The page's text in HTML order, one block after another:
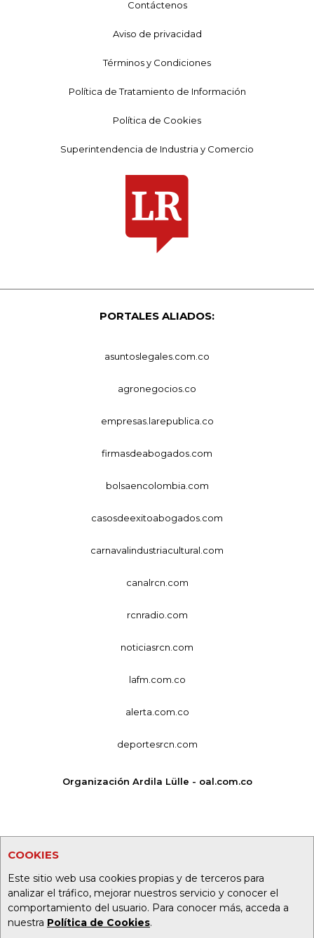
COOKIES
Este sitio web usa cookies propias y de terceros para
analizar el tráfico, mejorar nuestros servicio y conocer el
comportamiento del usuario. Para conocer más, acceda a
nuestra Política de Cookies.
Contáctenos
Aviso de privacidad
Términos y Condiciones
Política de Tratamiento de Información
Política de Cookies
Superintendencia de Industria y Comercio
PORTALES ALIADOS:
asuntoslegales.com.co
agronegocios.co
empresas.larepublica.co
firmasdeabogados.com
bolsaencolombia.com
casosdeexitoabogados.com
carnavalindustriacultural.com
canalrcn.com
rcnradio.com
noticiasrcn.com
lafm.com.co
alerta.com.co
deportesrcn.com
Organización Ardila Lülle - oal.com.co